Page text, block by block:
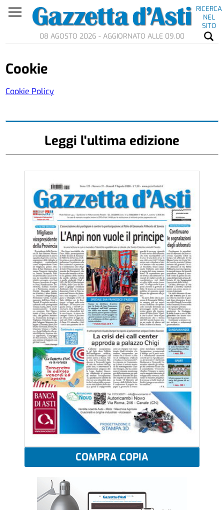
RICERCA
NEL
SITO
08 AGOSTO 2026 - AGGIORNATO ALLE 09.00
Cookie
Cookie Policy
Leggi l'ultima edizione
COMPRA COPIA